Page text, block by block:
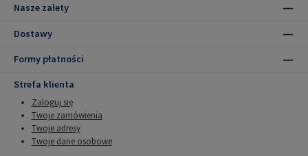
Nasze zalety
Dostawy
Formy płatności
Strefa klienta
Zaloguj się
Twoje zamówienia
Twoje adresy
Twoje dane osobowe